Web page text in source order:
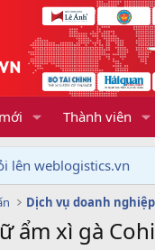
Thành viên
lên weblogistics.vn
ẩm xì gà